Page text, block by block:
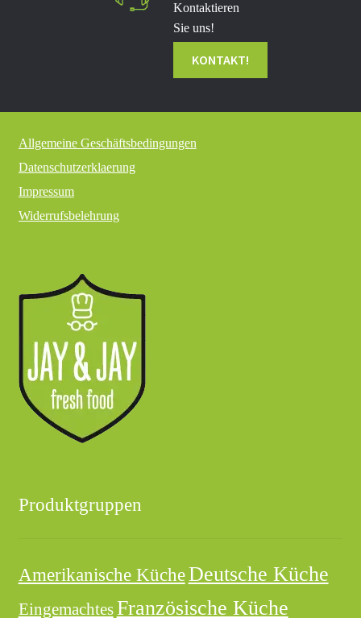
Kontaktieren
Sie uns!
Allgemeine Geschäftsbedingungen
Datenschutzerklaerung
Impressum
Widerrufsbelehrung
Produktgruppen
Amerikanische KücheDeutsche Küche
EingemachtesFranzösische Küche